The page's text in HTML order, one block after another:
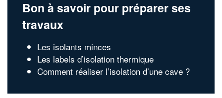
Bon à savoir pour préparer ses
travaux
Les isolants minces
Les labels d’isolation thermique
Comment réaliser l’isolation d’une cave ?